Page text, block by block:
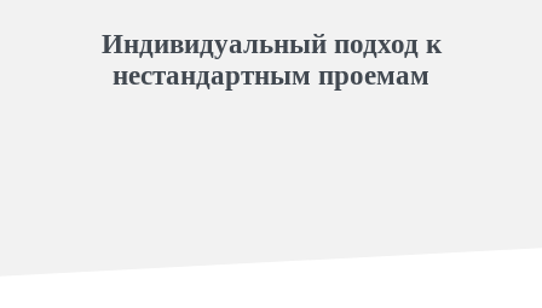
Индивидуальный подход к
нестандартным проемам